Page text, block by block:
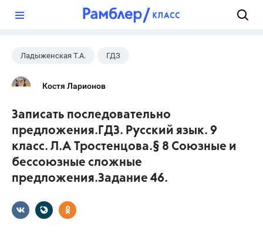
Ладыженская Т.А. ГДЗ
Русский язык
Костя Ларионов
Записать последовательно
предложения.ГДЗ. Русский язык. 9
класс. Л.А Тростенцова.§ 8 Союзные и
бессоюзные сложные
предложения.Задание 46.